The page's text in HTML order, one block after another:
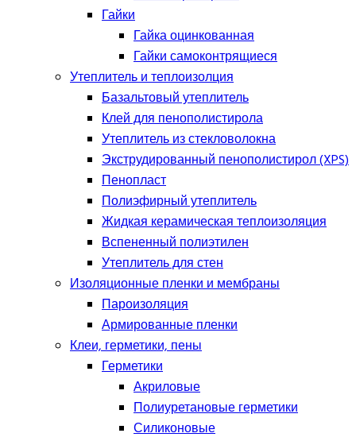
Гайки
Гайка оцинкованная
Гайки самоконтрящиеся
Утеплитель и теплоизолция
Базальтовый утеплитель
Клей для пенополистирола
Утеплитель из стекловолокна
Экструдированный пенополистирол (XPS)
Пенопласт
Полиэфирный утеплитель
Жидкая керамическая теплоизоляция
Вспененный полиэтилен
Утеплитель для стен
Изоляционные пленки и мембраны
Пароизоляция
Армированные пленки
Клеи, герметики, пены
Герметики
Акриловые
Полиуретановые герметики
Силиконовые